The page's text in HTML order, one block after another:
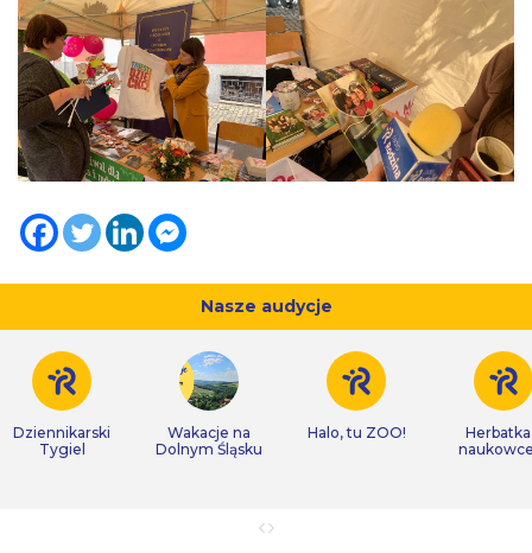
Nasze audycje
Dziennikarski
Tygiel
Wakacje na
Dolnym Śląsku
Halo, tu ZOO!